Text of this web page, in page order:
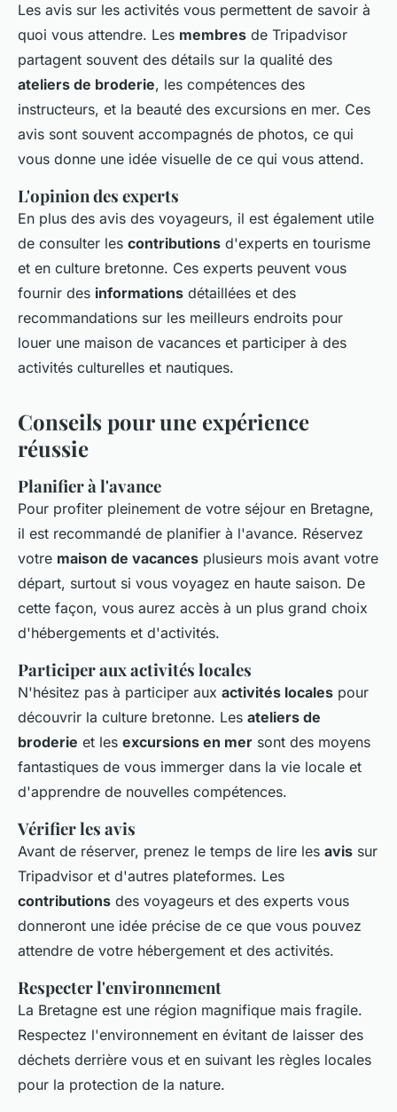
Les avis sur les activités vous permettent de savoir à
quoi vous attendre. Les membres de Tripadvisor
partagent souvent des détails sur la qualité des
ateliers de broderie, les compétences des
instructeurs, et la beauté des excursions en mer. Ces
avis sont souvent accompagnés de photos, ce qui
vous donne une idée visuelle de ce qui vous attend.
L'opinion des experts
En plus des avis des voyageurs, il est également utile
de consulter les contributions d'experts en tourisme
et en culture bretonne. Ces experts peuvent vous
fournir des informations détaillées et des
recommandations sur les meilleurs endroits pour
louer une maison de vacances et participer à des
activités culturelles et nautiques.
Conseils pour une expérience
réussie
Planifier à l'avance
Pour profiter pleinement de votre séjour en Bretagne,
il est recommandé de planifier à l'avance. Réservez
votre maison de vacances plusieurs mois avant votre
départ, surtout si vous voyagez en haute saison. De
cette façon, vous aurez accès à un plus grand choix
d'hébergements et d'activités.
Participer aux activités locales
N'hésitez pas à participer aux activités locales pour
découvrir la culture bretonne. Les ateliers de
broderie et les excursions en mer sont des moyens
fantastiques de vous immerger dans la vie locale et
d'apprendre de nouvelles compétences.
Vérifier les avis
Avant de réserver, prenez le temps de lire les avis sur
Tripadvisor et d'autres plateformes. Les
contributions des voyageurs et des experts vous
donneront une idée précise de ce que vous pouvez
attendre de votre hébergement et des activités.
Respecter l'environnement
La Bretagne est une région magnifique mais fragile.
Respectez l'environnement en évitant de laisser des
déchets derrière vous et en suivant les règles locales
pour la protection de la nature.